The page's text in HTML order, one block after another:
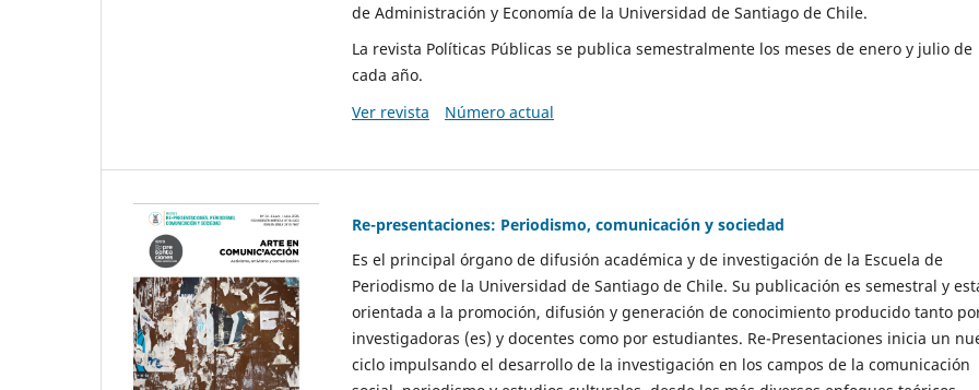
de Administración y Economía de la Universidad de Santiago de Chile.
La revista Políticas Públicas se publica semestralmente los meses de enero y julio de
cada año.
Ver revista
Número actual
Re-presentaciones: Periodismo, comunicación y sociedad
Es el principal órgano de difusión académica y de investigación de la Escuela de
Periodismo de la Universidad de Santiago de Chile. Su publicación es semestral y
orientada a la promoción, difusión y generación de conocimiento producido tanto
investigadoras (es) y docentes como por estudiantes. Re-Presentaciones inicia un
ciclo impulsando el desarrollo de la investigación en los campos de la comunicación